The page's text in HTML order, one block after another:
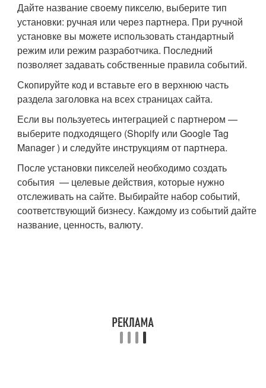
Дайте название своему пикселю, выберите тип
установки: ручная или через партнера. При ручной
установке вы можете использовать стандартный
режим или режим разработчика. Последний
позволяет задавать собственные правила событий.
Скопируйте код и вставьте его в верхнюю часть
раздела заголовка на всех страницах сайта.
Если вы пользуетесь интеграцией с партнером —
выберите подходящего (Shopify или Google Tag
Manager ) и следуйте инструкциям от партнера.
После установки пикселей необходимо создать
события — целевые действия, которые нужно
отслеживать на сайте. Выбирайте набор событий,
соответствующий бизнесу. Каждому из событий дайте
название, ценность, валюту.